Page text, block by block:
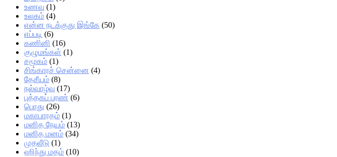
உணவு (1)
உலகம் (4)
என்ன நடக்குது இங்கே (50)
எப்படி (6)
கணினி (16)
குழுமங்கள் (1)
சமூகம் (1)
சிங்காரச் சென்னை (4)
தேசீயம் (8)
நல்வாழ்வு (17)
புத்தகப் பரண் (6)
பொது (26)
மகாபாரதம் (1)
மனித நேயம் (13)
மனித மனம் (34)
முதலீடு (1)
ஹிந்து மதம் (10)